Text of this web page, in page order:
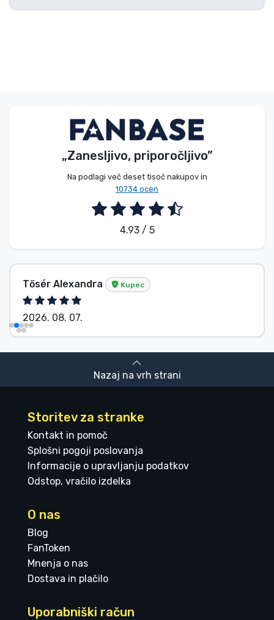
„Zanesljivo, priporočljivo”
Na podlagi več deset tisoč nakupov in
10734 ocen
4.93 / 5
Tősér Alexandra Kupec
2026. 08. 07.
Nazaj na vrh strani
Storitev za stranke
Kontakt in pomoč
Splošni pogoji poslovanja
Informacije o upravljanju podatkov
Odstop, vračilo izdelka
O nas
Blog
FanToken
Mnenja o nas
Dostava in plačilo
Uporabniški račun
Blagovne znamke